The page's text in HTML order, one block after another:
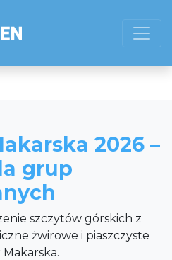
2026 –
grup
szczytów górskich z
żwirowe i piaszczyste